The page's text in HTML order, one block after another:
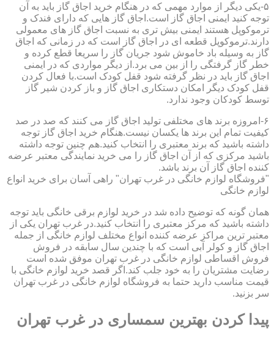
۵-یکی دیگر از موارد مهمی که در هنگام خرید اجاق گاز باید به آن
توجه کنید ایمنی اجاق گاز است.اجاق گاز هایی که دارای فندک و
ترموکوپل هستند ایمنی بیش تری به نسبت اجاق گاز های معمولی
دارند.ترموکوپل قطعه ای در اجاق گاز است که در زمانی که اجاق
گاز به وسیله باد خاموش شود جریان گاز را سریعا قطع کرده و
خطر گاز گرفتگی را از بین می برد.از دیگر مواردی که در ایمنی
اجاق گاز باید در نظر گرفته شود قفل کودک است.با فعال کردن
قفل کودک دیگر امکان دستکاری اجاق گاز و باز کردن شیر گاز
توسط کودکان وجود ندارد.
۶-امروزه برند های مختلفی تولید اجاق گاز می کنند که صد در صد
کیفیت تمام این برند ها یکسان نیست.هنگام خرید اجاق گاز توجه
داشته باشید که برند معتبری را انتخاب کنید.هم چنین توجه داشته
باشید مرکزی که از آن اجاق گاز را می خرید نمایندگی معتبر عرضه
کننده اجاق گاز آن برند باشد.
"فروشگاه لوازم خانگی در غرب تهران" راهی آسان برای خرید انواع
لوازم خانگی
همان گونه که توضیح داده شد در خرید لوازم برقی خانگی باید توجه
داشته باشید که مرکز معتبری را انتخاب کنید.در غرب تهران یکی از
معتبر ترین مراکز عرضه کننده انواع مختلف لوازم خانگی از جمله
اجاق گاز و کولر آبی است که با چندین سال سابقه در فروش
فروش اقساطی لوازم خانگی در غرب تهران موفق شده است
رضایت مشتریان را به خود جلب کند.اگر قصد خرید لوازم خانگی با
قیمت مناسب دارید حتما به فروشگاه لوازم خانگی در غرب تهران
سر بزنید.
پیدا کردن بهترین سمساری در غرب تهران